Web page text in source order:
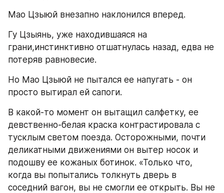
Мао Цзыюй внезапно наклонился вперед.
Гу Цзыянь, уже находившаяся на
грани,инстинктивно отшатнулась назад, едва не
потеряв равновесие.
Но Мао Цзыюй не пытался ее напугать - он
просто вытирал ей сапоги.
В какой-то момент он вытащил салфетку, ее
девственно-белая краска контрастировала с
тусклым светом поезда. Осторожными, почти
деликатными движениями он вытер носок и
подошву ее кожаных ботинок. «Только что,
когда вы попытались толкнуть дверь в
соседний вагон, вы не смогли ее открыть. Вы не